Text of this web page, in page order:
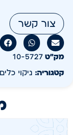
צור קשר
מק״ט 10-5727
קטגוריה: ניקוי כלים